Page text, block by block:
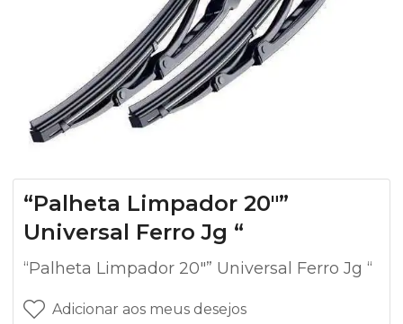
“Palheta Limpador 20″”
Universal Ferro Jg “
“Palheta Limpador 20″” Universal Ferro Jg “
Adicionar aos meus desejos